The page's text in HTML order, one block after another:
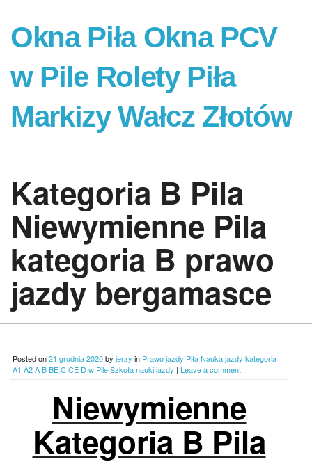
Okna Piła Okna PCV
w Pile Rolety Piła
Markizy Wałcz Złotów
Kategoria B Pila
Niewymienne Pila
kategoria B prawo
jazdy bergamasce
Posted on21 grudnia 2020by jerzy in Prawo jazdy Piła Nauka jazdy kategoria
A1 A2 A B BE C CE D‎ w Pile Szkoła nauki jazdy | Leave a comment
Niewymienne
Kategoria B Pila